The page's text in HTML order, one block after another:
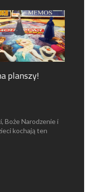
planszy!
Boże Narodzenie i
kochają ten